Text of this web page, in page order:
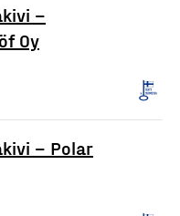
–
Oy
– Polar